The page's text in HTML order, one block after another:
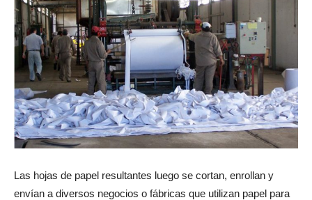
Las hojas de papel resultantes luego se cortan, enrollan y
envían a diversos negocios o fábricas que utilizan papel para